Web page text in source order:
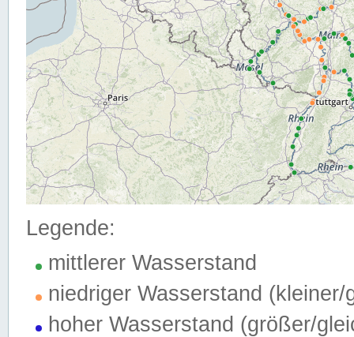
Legende:
mittlerer Wasserstand
niedriger Wasserstand (kleiner/
hoher Wasserstand (größer/